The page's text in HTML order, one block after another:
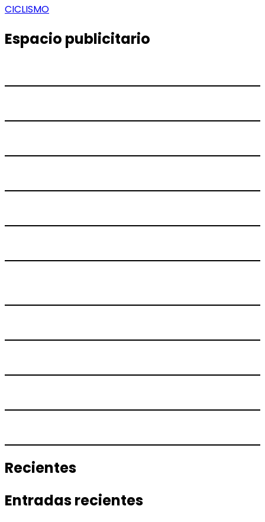
siguiente:
CICLISMO
Espacio publicitario
Recientes
Entradas recientes